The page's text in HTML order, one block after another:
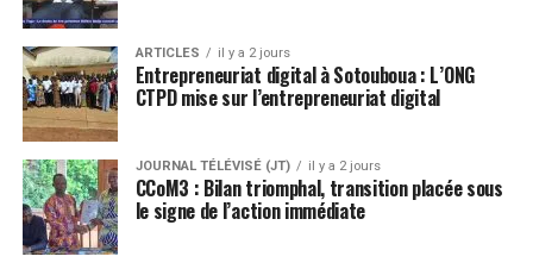
ARTICLES il y a 2 jours
Entrepreneuriat digital à Sotouboua : L’ONG
CTPD mise sur l’entrepreneuriat digital
JOURNAL TÉLÉVISÉ (JT) il y a 2 jours
CCoM3 : Bilan triomphal, transition placée sous
le signe de l’action immédiate